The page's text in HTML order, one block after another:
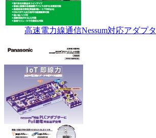
高速電力線通信Nessum対応アダプタ